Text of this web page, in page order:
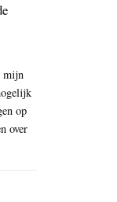
mijn
op
over